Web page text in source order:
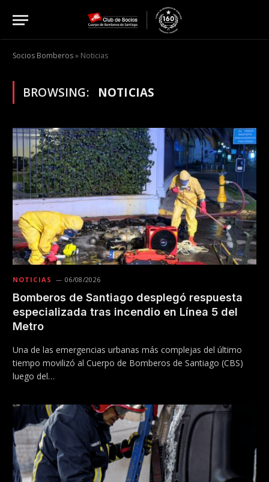
Socios Bomberos» Noticias
BROWSING: NOTICIAS
NOTICIAS 06/08/2026
Bomberos de Santiago desplegó respuesta
especializada tras incendio en Línea 5 del
Metro
Una de las emergencias urbanas más complejas del último
tiempo movilizó al Cuerpo de Bomberos de Santiago (CBS)
luego del…